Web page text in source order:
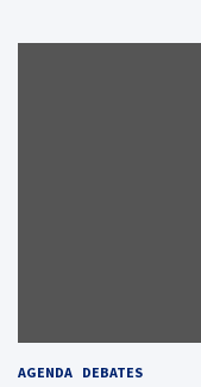
AGENDA DEBATES